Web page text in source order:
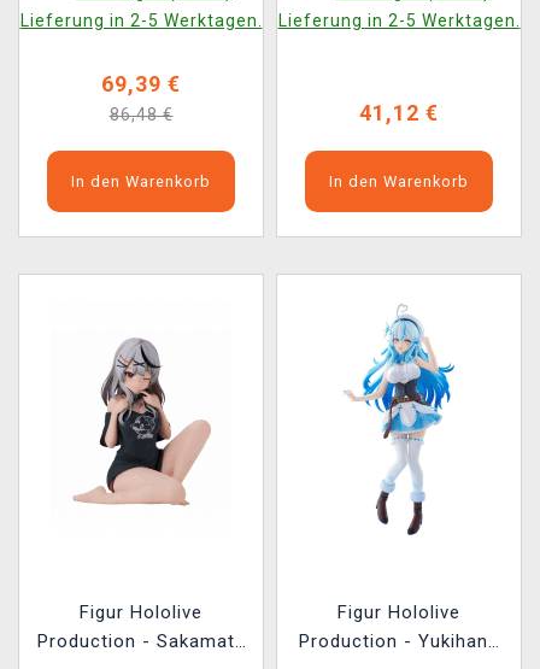
Lieferung in 2-5 Werktagen.
69,39 €
86,48 €
In den Warenkorb
Lieferung in 2-5 Werktagen.
41,12 €
In den Warenkorb
Figur Hololive
Production - Sakamata
Figur Hololive
Production - Yukihana